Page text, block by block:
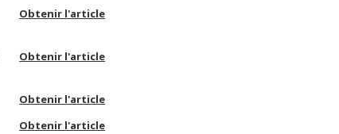
Obtenir l'article
Obtenir l'article
Obtenir l'article
Obtenir l'article